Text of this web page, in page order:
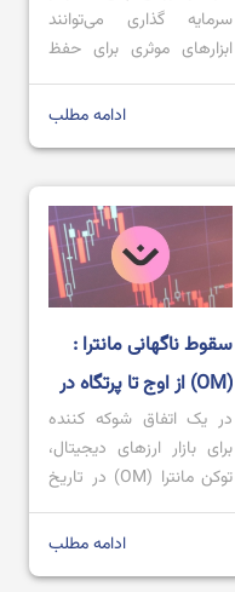
سرمایه گذاری می‌توانند
ابزارهای موثری برای حفظ
ارزش پول و ساختن آینده
باشند؛ اما تفاوت هایی میان
به جای یکدیگر به کار
می‌برند. پس انداز و سرمایه
گذاری در واقع دو روی یک
سکه هستند و […]
ادامه مطلب
سقوط ناگهانی مانترا :
(OM) از اوج تا پرتگاه در
چند دقیقه!
در یک اتفاق شوکه ‌کننده
برای بازار ارزهای دیجیتال،
توکن مانترا (OM) در تاریخ
24 فروردین 1404 (مطابق
با 13 آوریل 2025) با یک
ادامه مطلب